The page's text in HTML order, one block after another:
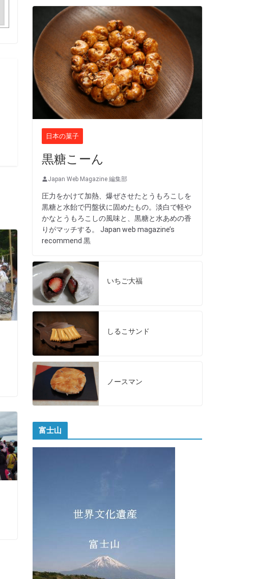
日本の菓子
黒糖こーん
Japan Web Magazine 編集部
圧力をかけて加熱、爆ぜさせたとうもろこしを
黒糖と水飴で円盤状に固めたもの。淡白で軽や
かなとうもろこしの風味と、黒糖と水あめの香
りがマッチする。 Japan web magazine’s
recommend 黒
いちご大福
しるこサンド
ノースマン
富士山